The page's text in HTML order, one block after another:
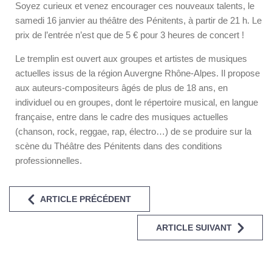
Soyez curieux et venez encourager ces nouveaux talents, le
samedi 16 janvier au théâtre des Pénitents, à partir de 21 h. Le
prix de l’entrée n’est que de 5 € pour 3 heures de concert !
Le tremplin est ouvert aux groupes et artistes de musiques
actuelles issus de la région Auvergne Rhône-Alpes. Il propose
aux auteurs-compositeurs âgés de plus de 18 ans, en
individuel ou en groupes, dont le répertoire musical, en langue
française, entre dans le cadre des musiques actuelles
(chanson, rock, reggae, rap, électro…) de se produire sur la
scène du Théâtre des Pénitents dans des conditions
professionnelles.
ARTICLE PRÉCÉDENT
ARTICLE SUIVANT